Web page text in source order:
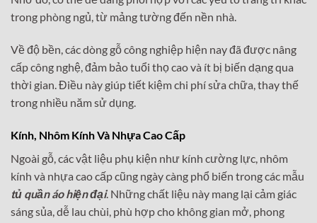
trong phòng ngủ, từ mảng tường đến nền nhà.
Về độ bền, các dòng gỗ công nghiệp hiện nay đã được nâng
cấp công nghệ, đảm bảo tuổi thọ cao và ít bị biến dạng qua
thời gian. Điều này giúp tiết kiệm chi phí sửa chữa, thay thế
trong nhiều năm sử dụng.
Kính, Nhôm Kính Và Nhựa Cao Cấp
Ngoài gỗ, các vật liệu phụ kiện như kính cường lực, nhôm
kính và nhựa cao cấp cũng ngày càng phổ biến trong các mẫu
tủ quần áo hiện đại. Những chất liệu này mang lại cảm giác
sáng sủa, dễ lau chùi, phù hợp cho không gian mở, phong